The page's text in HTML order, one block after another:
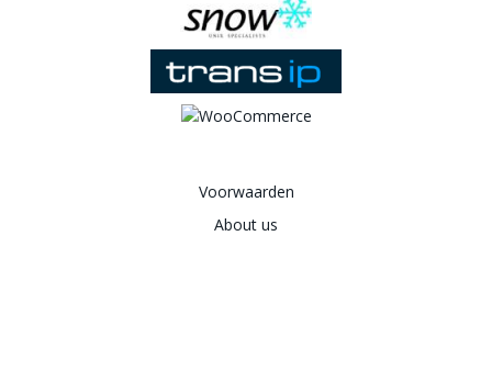
Voorwaarden
About us